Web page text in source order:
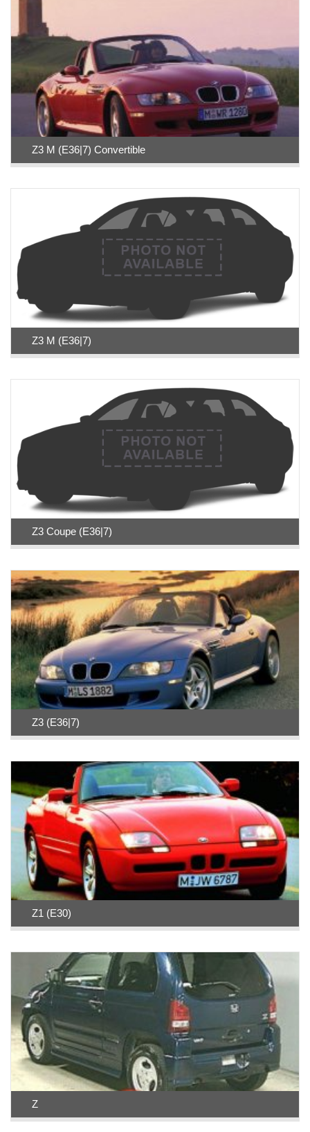
Z3 M (E36|7) Convertible
Z3 M (E36|7)
Z3 Coupe (E36|7)
Z3 (E36|7)
Z1 (E30)
Z